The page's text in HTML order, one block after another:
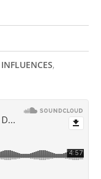
INFLUENCES,